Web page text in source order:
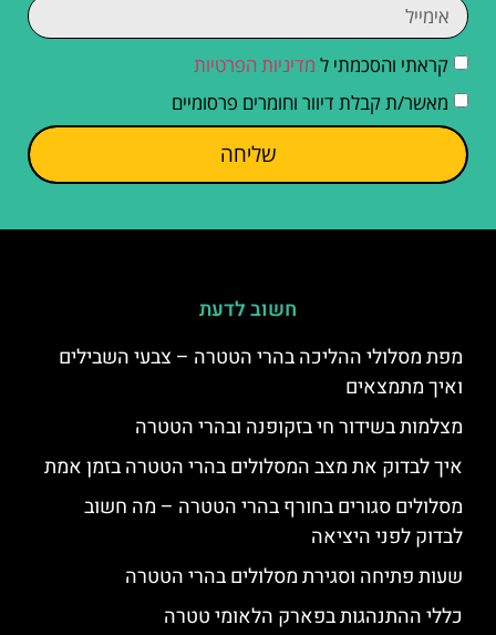
קראתי והסכמתי ל מדיניות הפרטיות
מאשר/ת קבלת דיוור וחומרים פרסומיים
שליחה
חשוב לדעת
מפת מסלולי ההליכה בהרי הטטרה – צבעי השבילים
ואיך מתמצאים
מצלמות בשידור חי בזקופנה ובהרי הטטרה
איך לבדוק את מצב המסלולים בהרי הטטרה בזמן אמת
מסלולים סגורים בחורף בהרי הטטרה – מה חשוב
לבדוק לפני היציאה
שעות פתיחה וסגירת מסלולים בהרי הטטרה
כללי ההתנהגות בפארק הלאומי טטרה